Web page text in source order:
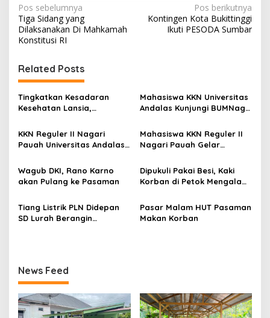
N
a
v
i
g
a
s
i
p
s
Pos sebelumnya
Tiga Sidang yang
Dilaksanakan Di Mahkamah
Konstitusi RI
Pos berikutnya
Kontingen Kota Bukittinggi
Ikuti PESODA Sumbar
Related Posts
Tingkatkan Kesadaran
Kesehatan Lansia,
Andalas Reguler II Gelar
Edukasi Bahaya Hipertensi
Mahasiswa KKN Universitas
Andalas Kunjungi BUMNag
Pauah, Pelajari Upaya
Mewujudkan Ketahanan
Pangan Berkelanjutan
KKN Reguler II Nagari
Pauah Universitas Andalas
Pasaman, Matangkan
Persiapan Sosialisasi
Pendidikan Pemilih di SMA
Mahasiswa KKN Reguler II
Nagari Pauah Gelar
Kerja Atasi Permasalahan
Sampah
Wagub DKI, Rano Karno
akan Pulang ke Pasaman
Dipukuli Pakai Besi, Kaki
Korban di Petok Mengalami
Tiang Listrik PLN Didepan
SD Lurah Berangin
Pasar Malam HUT Pasaman
Makan Korban
News Feed